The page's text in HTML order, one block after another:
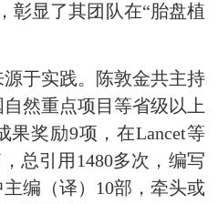
彰显了其团队在“胎盘植
于实践。陈敦金共主持
然重点项目等省级以上
果奖励9项，在Lancet等
总引用1480多次，编写
编（译）10部，牵头或